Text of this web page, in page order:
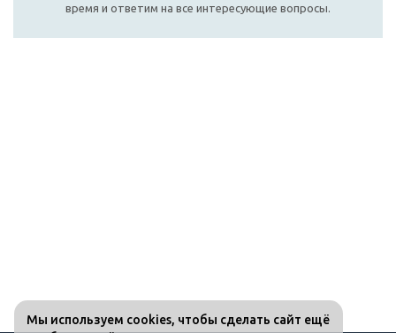
время и ответим на все интересующие вопросы.
Мы используем cookies, чтобы сделать сайт ещё